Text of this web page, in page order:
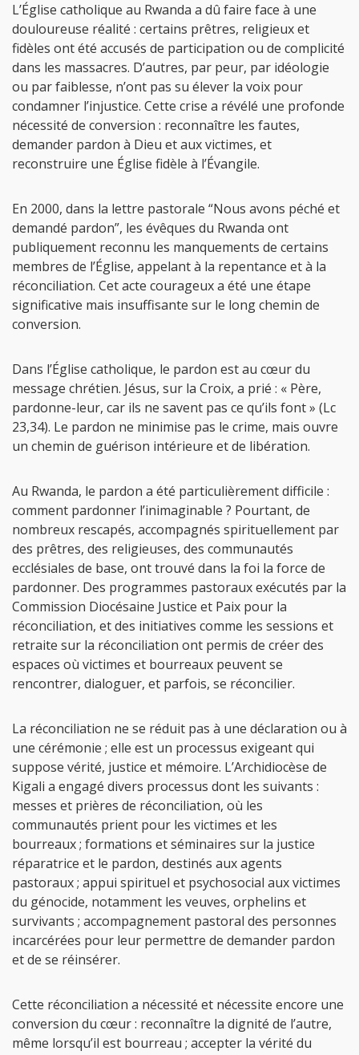
L’Église catholique au Rwanda a dû faire face à une
douloureuse réalité : certains prêtres, religieux et
fidèles ont été accusés de participation ou de complicité
dans les massacres. D’autres, par peur, par idéologie
ou par faiblesse, n’ont pas su élever la voix pour
condamner l’injustice. Cette crise a révélé une profonde
nécessité de conversion : reconnaître les fautes,
demander pardon à Dieu et aux victimes, et
reconstruire une Église fidèle à l’Évangile.
En 2000, dans la lettre pastorale “Nous avons péché et
demandé pardon”, les évêques du Rwanda ont
publiquement reconnu les manquements de certains
membres de l’Église, appelant à la repentance et à la
réconciliation. Cet acte courageux a été une étape
significative mais insuffisante sur le long chemin de
conversion.
Dans l’Église catholique, le pardon est au cœur du
message chrétien. Jésus, sur la Croix, a prié : « Père,
pardonne-leur, car ils ne savent pas ce qu’ils font » (Lc
23,34). Le pardon ne minimise pas le crime, mais ouvre
un chemin de guérison intérieure et de libération.
Au Rwanda, le pardon a été particulièrement difficile :
comment pardonner l’inimaginable ? Pourtant, de
nombreux rescapés, accompagnés spirituellement par
des prêtres, des religieuses, des communautés
ecclésiales de base, ont trouvé dans la foi la force de
pardonner. Des programmes pastoraux exécutés par la
Commission Diocésaine Justice et Paix pour la
réconciliation, et des initiatives comme les sessions et
retraite sur la réconciliation ont permis de créer des
espaces où victimes et bourreaux peuvent se
rencontrer, dialoguer, et parfois, se réconcilier.
La réconciliation ne se réduit pas à une déclaration ou à
une cérémonie ; elle est un processus exigeant qui
suppose vérité, justice et mémoire. L’Archidiocèse de
Kigali a engagé divers processus dont les suivants :
messes et prières de réconciliation, où les
communautés prient pour les victimes et les
bourreaux ; formations et séminaires sur la justice
réparatrice et le pardon, destinés aux agents
pastoraux ; appui spirituel et psychosocial aux victimes
du génocide, notamment les veuves, orphelins et
survivants ; accompagnement pastoral des personnes
incarcérées pour leur permettre de demander pardon
et de se réinsérer.
Cette réconciliation a nécessité et nécessite encore une
conversion du cœur : reconnaître la dignité de l’autre,
même lorsqu’il est bourreau ; accepter la vérité du